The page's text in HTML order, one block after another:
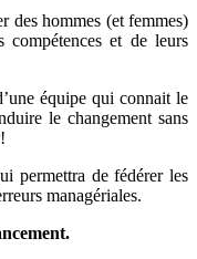
des hommes (et femmes)
et de leurs
équipe qui connait le
le changement sans
permettra de fédérer les
managériales.